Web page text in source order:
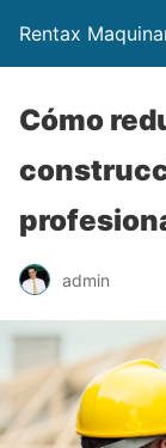
Rentax
Cómo
admin